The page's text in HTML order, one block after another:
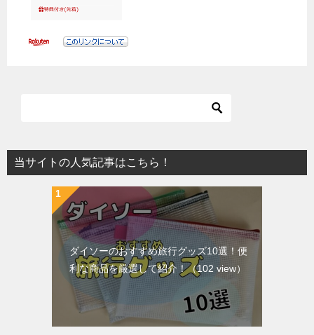
当サイトの人気記事はこちら！
ダイソーのおすすめ旅行グッズ10選！便
利な商品を厳選して紹介！（102 view）